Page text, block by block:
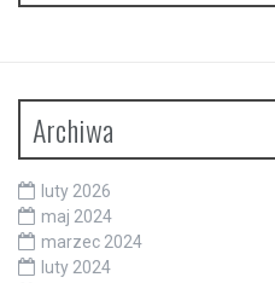
Archiwa
luty 2026
maj 2024
marzec 2024
luty 2024